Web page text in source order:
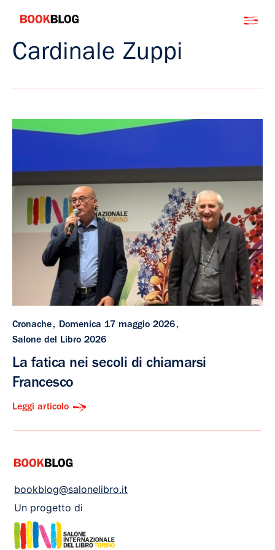
contenuto
Bookblog
Cardinale Zuppi
Cronache
Domenica 17 maggio 2026
Salone del Libro 2026
La fatica nei secoli di chiamarsi
Francesco
Leggi articolo
bookblog@salonelibro.it
Un progetto di